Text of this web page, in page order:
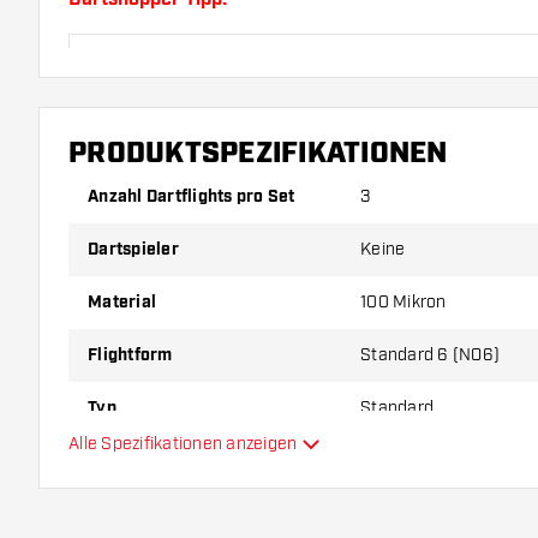
Probieren Sie eine andere Form, ein anderes
Dicke der Flights aus, um herauszufinden, welche
PRODUKTSPEZIFIKATIONEN
Anzahl Dartflights pro Set 3
Dartspieler Keine
Material 100 Mikron
Flightform Standard 6 (NO6)
Typ Standard
Alle Spezifikationen anzeigen